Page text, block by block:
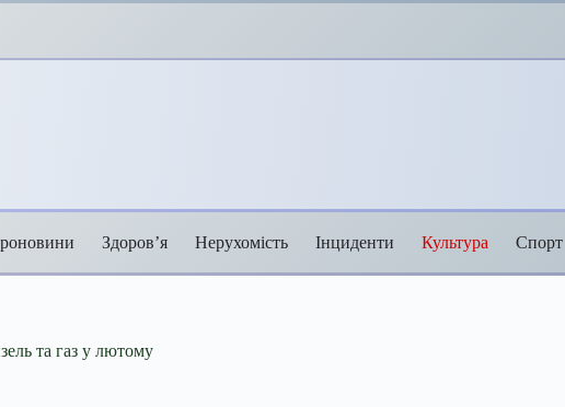
Здоров’я Нерухомість Інциденти Культура Спорт
та газ у лютому